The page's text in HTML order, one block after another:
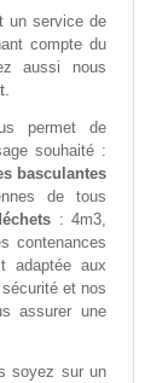
un service de
compte du
aussi nous
permet de
souhaité :
basculantes
de tous
: 4m3,
contenances
adaptée aux
et nos
assurer une
soyez sur un